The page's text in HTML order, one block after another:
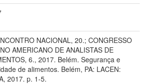
NACIONAL, 20.; CONGRESSO
AMERICANO DE ANALISTAS DE
6., 2017. Belém. Segurança e
de alimentos. Belém, PA: LACEN:
2017. p. 1-5.